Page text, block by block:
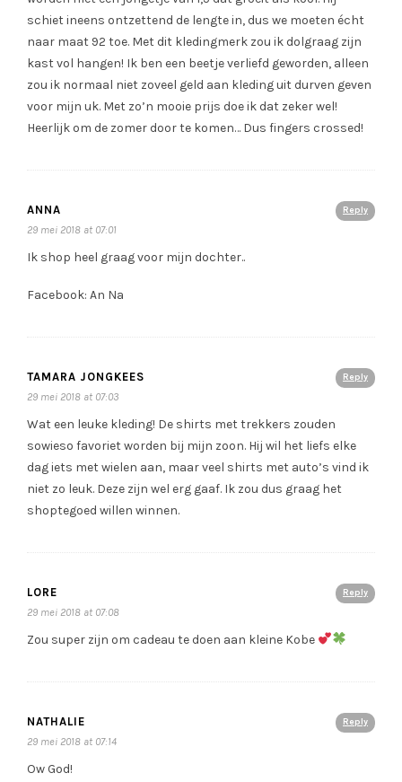
schiet ineens ontzettend de lengte in, dus we moeten écht
naar maat 92 toe. Met dit kledingmerk zou ik dolgraag zijn
kast vol hangen! Ik ben een beetje verliefd geworden, alleen
zou ik normaal niet zoveel geld aan kleding uit durven geven
voor mijn uk. Met zo’n mooie prijs doe ik dat zeker wel!
Heerlijk om de zomer door te komen… Dus fingers crossed!
Reply
ANNA
29 mei 2018 at 07:01
Ik shop heel graag voor mijn dochter..
Facebook: An Na
Reply
TAMARA JONGKEES
29 mei 2018 at 07:03
Wat een leuke kleding! De shirts met trekkers zouden
sowieso favoriet worden bij mijn zoon. Hij wil het liefs elke
dag iets met wielen aan, maar veel shirts met auto’s vind ik
niet zo leuk. Deze zijn wel erg gaaf. Ik zou dus graag het
shoptegoed willen winnen.
Reply
LORE
29 mei 2018 at 07:08
Zou super zijn om cadeau te doen aan kleine Kobe
Reply
NATHALIE
29 mei 2018 at 07:14
Ow God!